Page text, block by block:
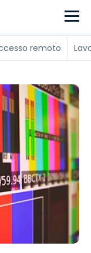
remoto